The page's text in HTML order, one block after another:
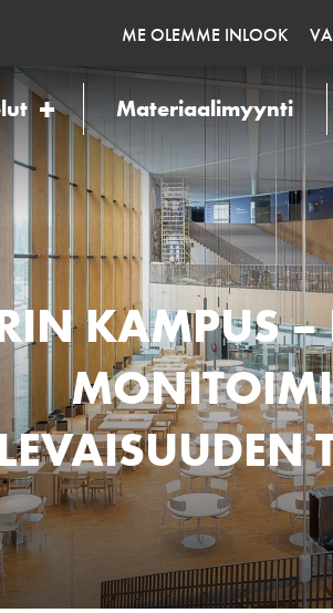
ME OLEMME INLOOK
Materiaalimyynti
KAMPUS –